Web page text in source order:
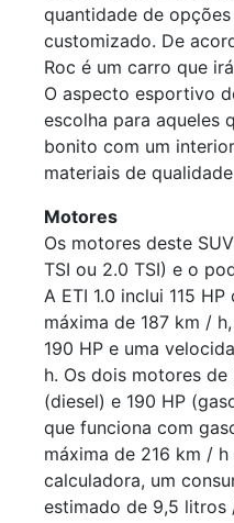
quantidade de
customizado. De
Roc é um carro que
O aspecto esportivo
escolha para aqueles
bonito com um
materiais de
Motores
Os motores deste
TSI ou 2.0 TSI) e o
A ETI 1.0 inclui 115
máxima de 187 km /
190 HP e uma
h. Os dois motores
(diesel) e 190 HP
que funciona com
máxima de 216 km /
calculadora, um
estimado de 9,5 litros